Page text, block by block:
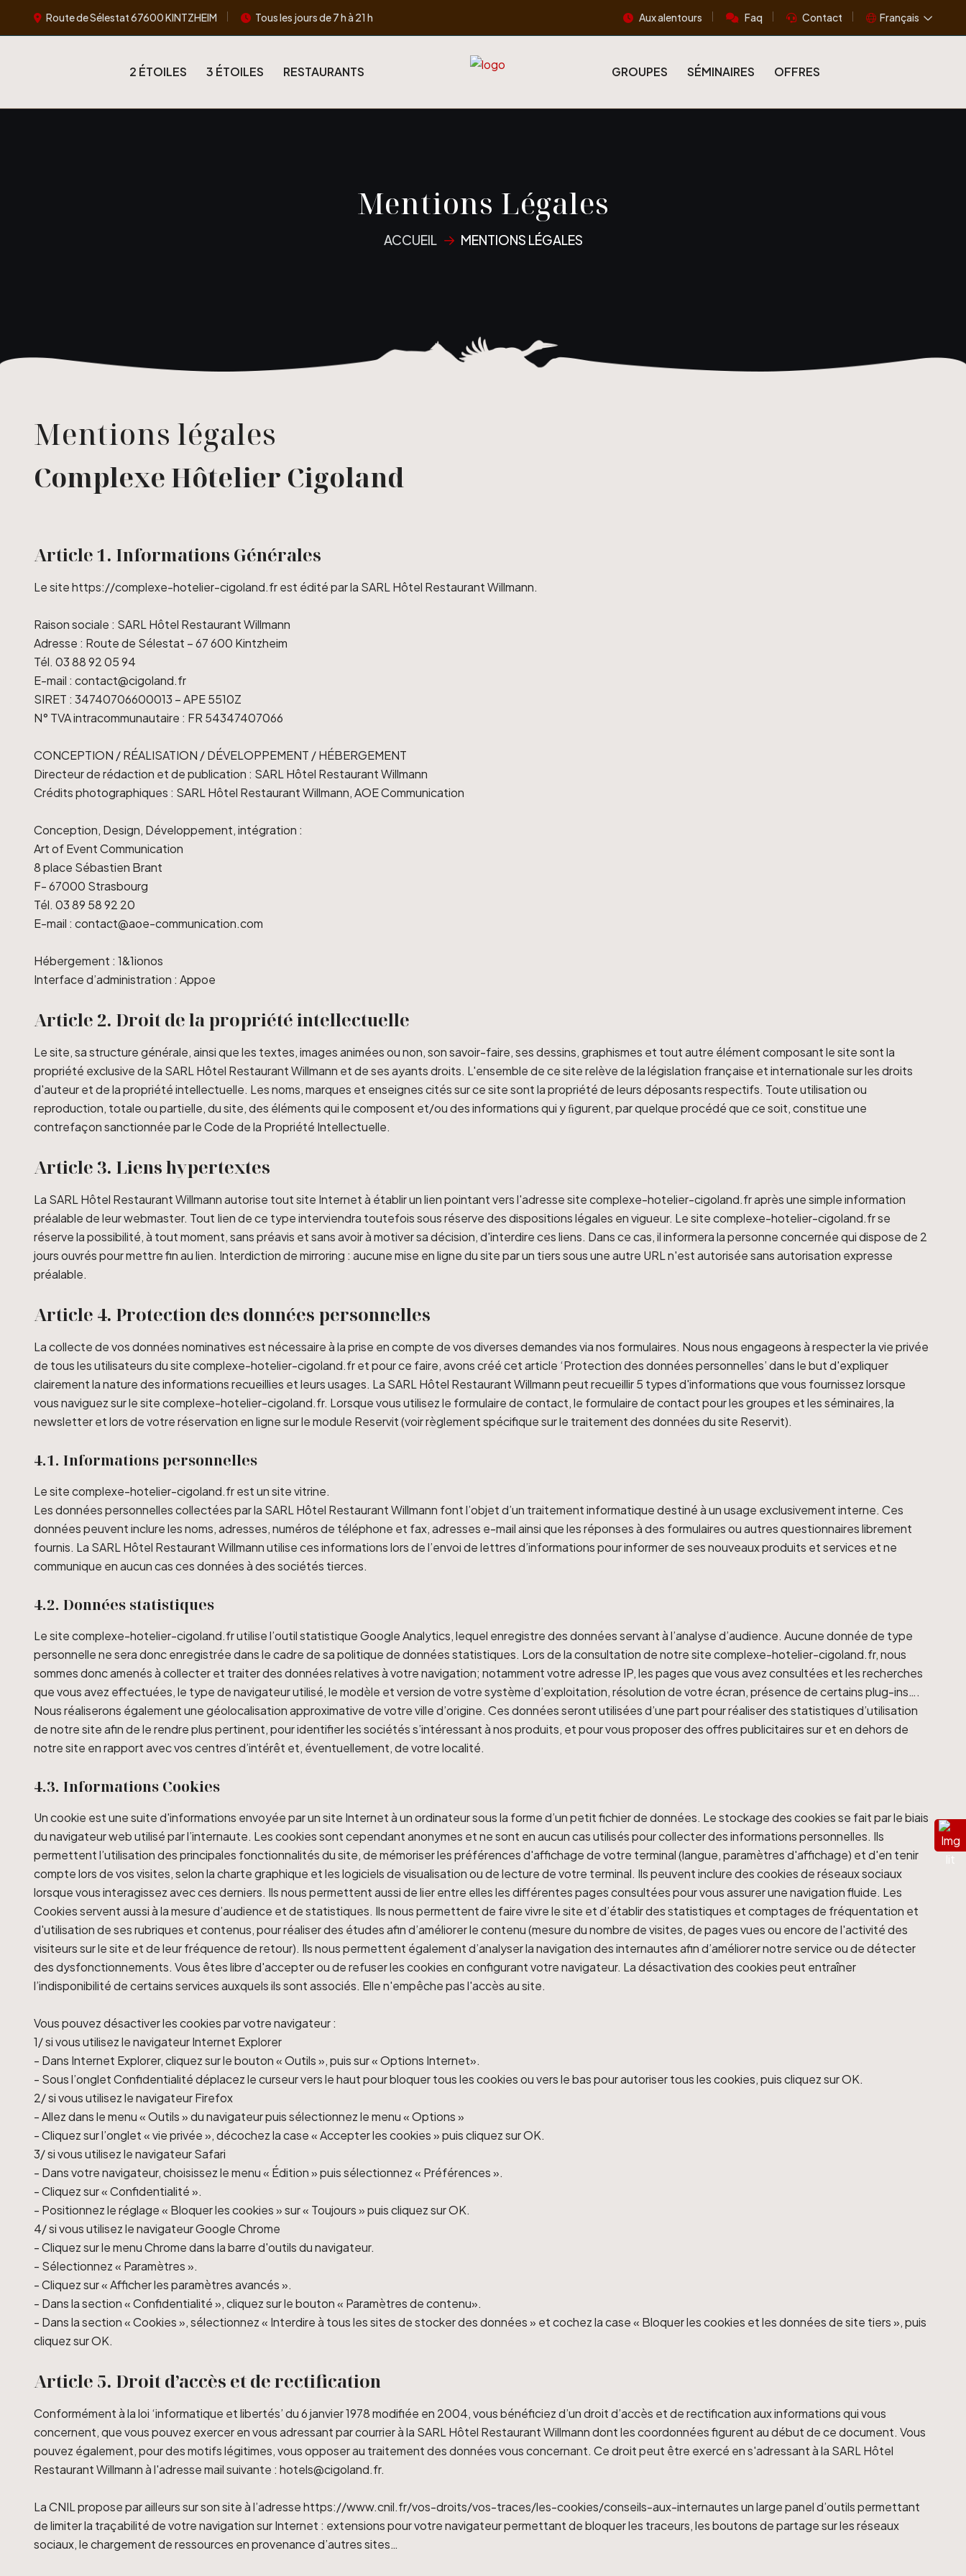
Route de Sélestat 67600 KINTZHEIM Tous les jours de 7 h à 21 h Aux alentours Faq Contact Français
2 ÉTOILES 3 ÉTOILES RESTAURANTS GROUPES SÉMINAIRES OFFRES
Mentions Légales
ACCUEIL MENTIONS LÉGALES
Mentions légales
Complexe Hôtelier Cigoland
Article 1. Informations Générales
Le site https://complexe-hotelier-cigoland.fr est édité par la SARL Hôtel Restaurant Willmann.
Raison sociale : SARL Hôtel Restaurant Willmann
Adresse : Route de Sélestat – 67 600 Kintzheim
Tél. 03 88 92 05 94
E-mail : contact@cigoland.fr
SIRET : 34740706600013 – APE 5510Z
N° TVA intracommunautaire : FR 54347407066
CONCEPTION / RÉALISATION / DÉVELOPPEMENT / HÉBERGEMENT
Directeur de rédaction et de publication : SARL Hôtel Restaurant Willmann
Crédits photographiques : SARL Hôtel Restaurant Willmann, AOE Communication
Conception, Design, Développement, intégration :
Art of Event Communication
8 place Sébastien Brant
F- 67000 Strasbourg
Tél. 03 89 58 92 20
E-mail : contact@aoe-communication.com
Hébergement : 1&1ionos
Interface d’administration : Appoe
Article 2. Droit de la propriété intellectuelle
Le site, sa structure générale, ainsi que les textes, images animées ou non, son savoir-faire, ses dessins, graphismes et tout autre élément composant le site sont la
propriété exclusive de la SARL Hôtel Restaurant Willmann et de ses ayants droits. L'ensemble de ce site relève de la législation française et internationale sur les droits
d'auteur et de la propriété intellectuelle. Les noms, marques et enseignes cités sur ce site sont la propriété de leurs déposants respectifs. Toute utilisation ou
reproduction, totale ou partielle, du site, des éléments qui le composent et/ou des informations qui y ﬁgurent, par quelque procédé que ce soit, constitue une
contrefaçon sanctionnée par le Code de la Propriété Intellectuelle.
Article 3. Liens hypertextes
La SARL Hôtel Restaurant Willmann autorise tout site Internet à établir un lien pointant vers l'adresse site complexe-hotelier-cigoland.fr après une simple information
préalable de leur webmaster. Tout Iien de ce type interviendra toutefois sous réserve des dispositions légales en vigueur. Le site complexe-hotelier-cigoland.fr se
réserve la possibilité, à tout moment, sans préavis et sans avoir à motiver sa décision, d'interdire ces liens. Dans ce cas, il informera la personne concernée qui dispose de 2
jours ouvrés pour mettre fin au lien. Interdiction de mirroring : aucune mise en ligne du site par un tiers sous une autre URL n'est autorisée sans autorisation expresse
préalable.
Article 4. Protection des données personnelles
La collecte de vos données nominatives est nécessaire à la prise en compte de vos diverses demandes via nos formulaires. Nous nous engageons à respecter la vie privée
de tous les utilisateurs du site complexe-hotelier-cigoland.fr et pour ce faire, avons créé cet article ‘Protection des données personnelles’ dans le but d'expliquer
clairement la nature des informations recueillies et leurs usages. La SARL Hôtel Restaurant Willmann peut recueillir 5 types d'informations que vous fournissez lorsque
vous naviguez sur le site complexe-hotelier-cigoland.fr. Lorsque vous utilisez le formulaire de contact, le formulaire de contact pour les groupes et les séminaires, la
newsletter et lors de votre réservation en ligne sur le module Reservit (voir règlement spécifique sur le traitement des données du site Reservit).
4.1. Informations personnelles
Le site complexe-hotelier-cigoland.fr est un site vitrine.
Les données personnelles collectées par la SARL Hôtel Restaurant Willmann font l’objet d’un traitement informatique destiné à un usage exclusivement interne. Ces
données peuvent inclure les noms, adresses, numéros de téléphone et fax, adresses e-mail ainsi que les réponses à des formulaires ou autres questionnaires librement
fournis. La SARL Hôtel Restaurant Willmann utilise ces informations lors de l’envoi de lettres d’informations pour informer de ses nouveaux produits et services et ne
communique en aucun cas ces données à des sociétés tierces.
4.2. Données statistiques
Le site complexe-hotelier-cigoland.fr utilise l’outil statistique Google Analytics, lequel enregistre des données servant à l’analyse d’audience. Aucune donnée de type
personnelle ne sera donc enregistrée dans le cadre de sa politique de données statistiques. Lors de la consultation de notre site complexe-hotelier-cigoland.fr, nous
sommes donc amenés à collecter et traiter des données relatives à votre navigation; notamment votre adresse IP, les pages que vous avez consultées et les recherches
que vous avez effectuées, le type de navigateur utilisé, le modèle et version de votre système d’exploitation, résolution de votre écran, présence de certains plug-ins….
Nous réaliserons également une géolocalisation approximative de votre ville d’origine. Ces données seront utilisées d’une part pour réaliser des statistiques d’utilisation
de notre site afin de le rendre plus pertinent, pour identifier les sociétés s’intéressant à nos produits, et pour vous proposer des offres publicitaires sur et en dehors de
notre site en rapport avec vos centres d’intérêt et, éventuellement, de votre localité.
4.3. Informations Cookies
Un cookie est une suite d'informations envoyée par un site Internet à un ordinateur sous la forme d’un petit fichier de données. Le stockage des cookies se fait par le biais
du navigateur web utilisé par l’internaute. Les cookies sont cependant anonymes et ne sont en aucun cas utilisés pour collecter des informations personnelles. Ils
permettent l’utilisation des principales fonctionnalités du site, de mémoriser les préférences d'affichage de votre terminal (langue, paramètres d'affichage) et d'en tenir
compte lors de vos visites, selon la charte graphique et les logiciels de visualisation ou de lecture de votre terminal. Ils peuvent inclure des cookies de réseaux sociaux
lorsque vous interagissez avec ces derniers. Ils nous permettent aussi de lier entre elles les différentes pages consultées pour vous assurer une navigation fluide. Les
Cookies servent aussi à la mesure d’audience et de statistiques. Ils nous permettent de faire vivre le site et d’établir des statistiques et comptages de fréquentation et
d'utilisation de ses rubriques et contenus, pour réaliser des études afin d’améliorer le contenu (mesure du nombre de visites, de pages vues ou encore de l'activité des
visiteurs sur le site et de leur fréquence de retour). Ils nous permettent également d’analyser la navigation des internautes afin d’améliorer notre service ou de détecter
des dysfonctionnements. Vous êtes libre d'accepter ou de refuser les cookies en configurant votre navigateur. La désactivation des cookies peut entraîner
l’indisponibilité de certains services auxquels ils sont associés. Elle n'empêche pas l'accès au site.
Vous pouvez désactiver les cookies par votre navigateur :
1/ si vous utilisez le navigateur Internet Explorer
- Dans Internet Explorer, cliquez sur le bouton « Outils », puis sur « Options Internet».
- Sous l’onglet Confidentialité déplacez le curseur vers le haut pour bloquer tous les cookies ou vers le bas pour autoriser tous les cookies, puis cliquez sur OK.
2/ si vous utilisez le navigateur Firefox
- Allez dans le menu « Outils » du navigateur puis sélectionnez le menu « Options »
- Cliquez sur l’onglet « vie privée », décochez la case « Accepter les cookies » puis cliquez sur OK.
3/ si vous utilisez le navigateur Safari
- Dans votre navigateur, choisissez le menu « Édition » puis sélectionnez « Préférences ».
- Cliquez sur « Confidentialité ».
- Positionnez le réglage « Bloquer les cookies » sur « Toujours » puis cliquez sur OK.
4/ si vous utilisez le navigateur Google Chrome
- Cliquez sur le menu Chrome dans la barre d'outils du navigateur.
- Sélectionnez « Paramètres ».
- Cliquez sur « Afficher les paramètres avancés ».
- Dans la section « Confidentialité », cliquez sur le bouton « Paramètres de contenu».
- Dans la section « Cookies », sélectionnez « Interdire à tous les sites de stocker des données » et cochez la case « Bloquer les cookies et les données de site tiers », puis
cliquez sur OK.
Article 5. Droit d’accès et de rectification
Conformément à la loi ‘informatique et libertés’ du 6 janvier 1978 modifiée en 2004, vous bénéficiez d’un droit d’accès et de rectification aux informations qui vous
concernent, que vous pouvez exercer en vous adressant par courrier à la SARL Hôtel Restaurant Willmann dont les coordonnées figurent au début de ce document. Vous
pouvez également, pour des motifs légitimes, vous opposer au traitement des données vous concernant. Ce droit peut être exercé en s'adressant à la SARL Hôtel
Restaurant Willmann à l'adresse mail suivante : hotels@cigoland.fr.
La CNIL propose par ailleurs sur son site à l’adresse https://www.cnil.fr/vos-droits/vos-traces/les-cookies/conseils-aux-internautes un large panel d’outils permettant
de limiter la traçabilité de votre navigation sur Internet : extensions pour votre navigateur permettant de bloquer les traceurs, les boutons de partage sur les réseaux
sociaux, le chargement de ressources en provenance d’autres sites…